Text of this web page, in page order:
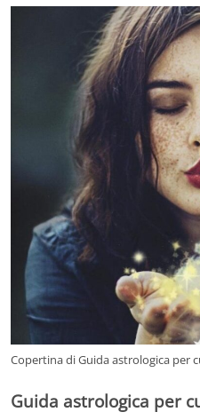
Copertina di Guida astrologica per
Guida astrologica per